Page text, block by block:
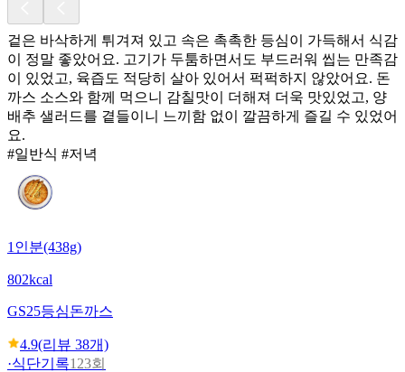
겉은 바삭하게 튀겨져 있고 속은 촉촉한 등심이 가득해서 식감
이 정말 좋았어요. 고기가 두툼하면서도 부드러워 씹는 만족감
이 있었고, 육즙도 적당히 살아 있어서 퍽퍽하지 않았어요. 돈
까스 소스와 함께 먹으니 감칠맛이 더해져 더욱 맛있었고, 양
배추 샐러드를 곁들이니 느끼함 없이 깔끔하게 즐길 수 있었어
요.
#일반식 #저녁
1인분(438g)
802kcal
GS25등심돈까스
4.9(리뷰 38개)
·식단기록123회